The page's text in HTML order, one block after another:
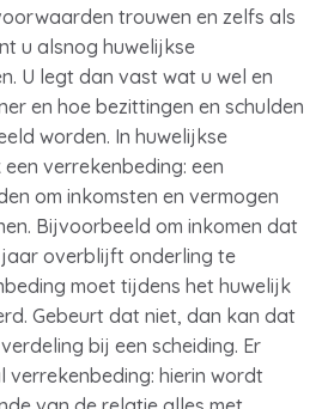
trouwen en zelfs als
u alsnog huwelijkse
U legt dan vast wat u wel en
en hoe bezittingen en schulden
worden. In huwelijkse
verrekenbeding: een
om inkomsten en vermogen
Bijvoorbeeld om inkomen dat
overblijft onderling te
moet tijdens het huwelijk
Gebeurt dat niet, dan kan dat
bij een scheiding. Er
hierin wordt